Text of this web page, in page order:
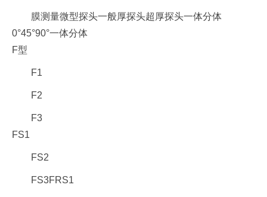
膜测量微型探头一般厚探头超厚探头一体分体
0°45°90°一体分体
F型
F1
F2
F3
FS1
FS2
FS3FRS1